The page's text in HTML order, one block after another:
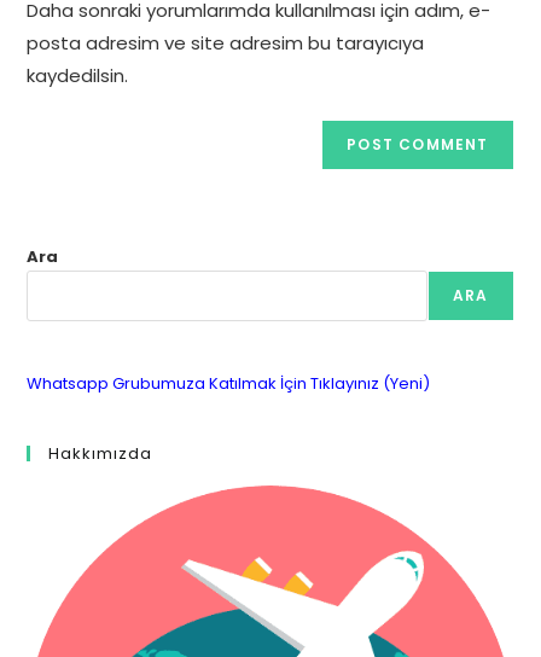
(optional)
Daha sonraki yorumlarımda kullanılması için adım, e-
posta adresim ve site adresim bu tarayıcıya
kaydedilsin.
Ara
ARA
Whatsapp Grubumuza Katılmak İçin Tıklayınız (Yeni)
Hakkımızda